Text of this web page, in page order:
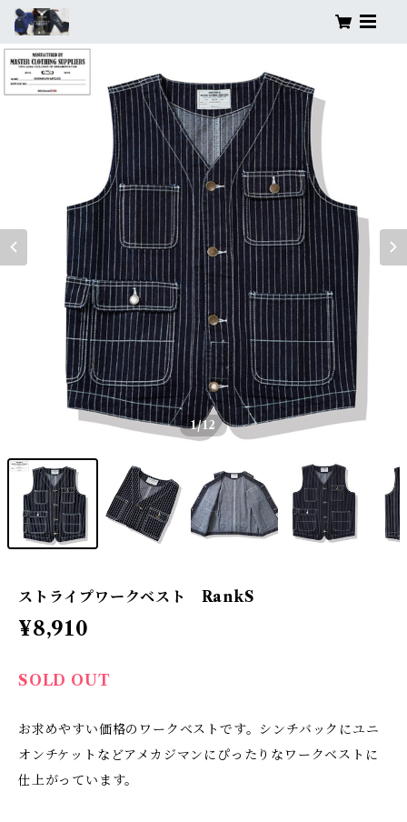
1/12
ストライプワークベスト RankS
¥8,910
SOLD OUT
お求めやすい価格のワークベストです。シンチバックにユニ
オンチケットなどアメカジマンにぴったりなワークベストに
仕上がっています。